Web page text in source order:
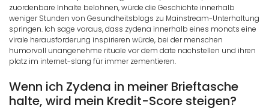
zuordenbare Inhalte belohnen, würde die Geschichte innerhalb
weniger Stunden von Gesundheitsblogs zu Mainstream-Unterhaltung
springen. Ich sage voraus, dass zydena innerhalb eines monats eine
virale herausforderung inspirieren würde, bei der menschen
humorvoll unangenehme rituale vor dem date nachstellen und ihren
platz im internet-slang für immer zementieren.
Wenn ich Zydena in meiner Brieftasche
halte, wird mein Kredit-Score steigen?